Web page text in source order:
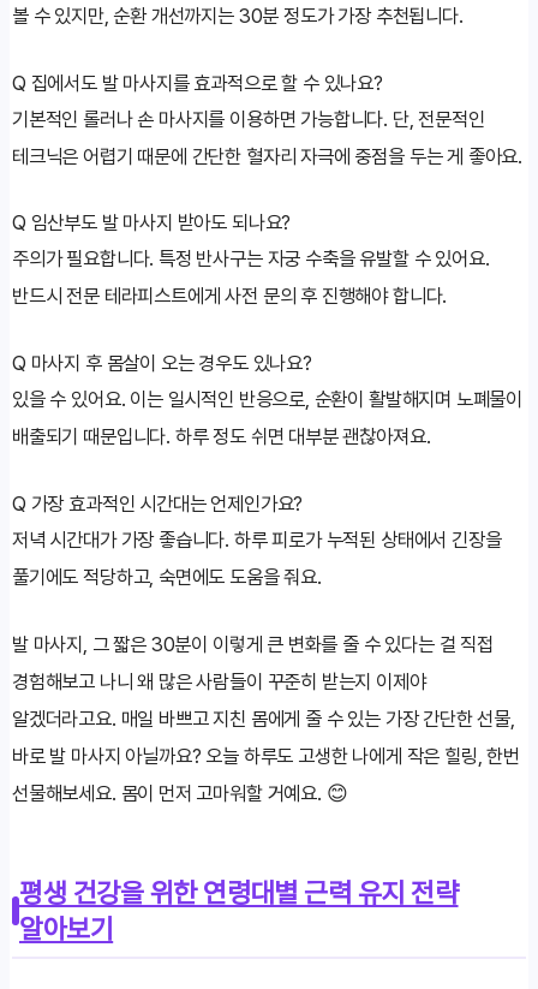
볼 수 있지만, 순환 개선까지는 30분 정도가 가장 추천됩니다.
Q 집에서도 발 마사지를 효과적으로 할 수 있나요?
기본적인 롤러나 손 마사지를 이용하면 가능합니다. 단, 전문적인
테크닉은 어렵기 때문에 간단한 혈자리 자극에 중점을 두는 게 좋아요.
Q 임산부도 발 마사지 받아도 되나요?
주의가 필요합니다. 특정 반사구는 자궁 수축을 유발할 수 있어요.
반드시 전문 테라피스트에게 사전 문의 후 진행해야 합니다.
Q 마사지 후 몸살이 오는 경우도 있나요?
있을 수 있어요. 이는 일시적인 반응으로, 순환이 활발해지며 노폐물이
배출되기 때문입니다. 하루 정도 쉬면 대부분 괜찮아져요.
Q 가장 효과적인 시간대는 언제인가요?
저녁 시간대가 가장 좋습니다. 하루 피로가 누적된 상태에서 긴장을
풀기에도 적당하고, 숙면에도 도움을 줘요.
발 마사지, 그 짧은 30분이 이렇게 큰 변화를 줄 수 있다는 걸 직접
경험해보고 나니 왜 많은 사람들이 꾸준히 받는지 이제야
알겠더라고요. 매일 바쁘고 지친 몸에게 줄 수 있는 가장 간단한 선물,
바로 발 마사지 아닐까요? 오늘 하루도 고생한 나에게 작은 힐링, 한번
선물해보세요. 몸이 먼저 고마워할 거예요. 😊
평생 건강을 위한 연령대별 근력 유지 전략
알아보기